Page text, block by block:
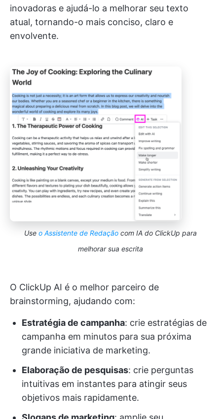
inovadoras e ajudá-lo a melhorar seu texto
atual, tornando-o mais conciso, claro e
envolvente.
Use o Assistente de Redação com IA do ClickUp para
melhorar sua escrita
O ClickUp AI é o melhor parceiro de
brainstorming, ajudando com:
Estratégia de campanha: crie estratégias de
campanha em minutos para sua próxima
grande iniciativa de marketing.
Elaboração de pesquisas: crie perguntas
intuitivas em instantes para atingir seus
objetivos mais rapidamente.